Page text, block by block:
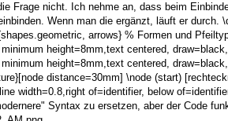
Frage nicht. Ich nehme an, dass beim
Wenn man die ergänzt, läuft er
arrows} % Formen und
height=8mm,text centered,
height=8mm,text centered,
distance=30mm] \node (start)
width=0.8,right of=identifier, below
Syntax zu ersetzen, aber der Code